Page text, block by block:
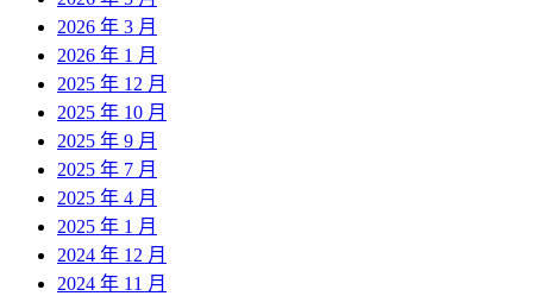
2026 年 3 月
2026 年 1 月
2025 年 12 月
2025 年 10 月
2025 年 9 月
2025 年 7 月
2025 年 4 月
2025 年 1 月
2024 年 12 月
2024 年 11 月